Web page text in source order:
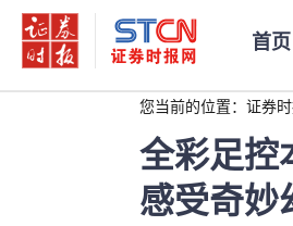
首页
您当前的位置： 证券
全彩足控
感受奇妙